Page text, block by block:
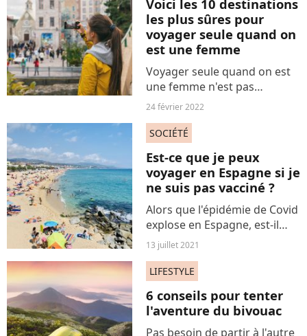
femmes du pays gouverné
par...
Voici les 10 destinations
les plus sûres pour
voyager seule quand on
est une femme
Voyager seule quand on est
une femme n'est pas
toujours chose aisée. Cela
mauvaises rencontres et
sexisme. Mais 10 villes
semblent plus safe que les
autres.
24 février 2022
SOCIÉTÉ
Est-ce que je peux
voyager en Espagne si je
ne suis pas vacciné ?
Alors que l'épidémie de Covid
explose en Espagne, est-il
possible de partir en
vacances là-bas ? Quelles en
sont les conditions ? Quels
tests ou pass sanitaire sont
exigés pour entrer...
13 juillet 2021
LIFESTYLE
6 conseils pour tenter
l'aventure du bivouac
Pas besoin de partir à l'autre